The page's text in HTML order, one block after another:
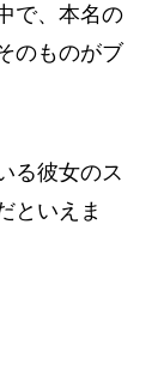
で、本名の
のものがブ
る彼女のス
といえま